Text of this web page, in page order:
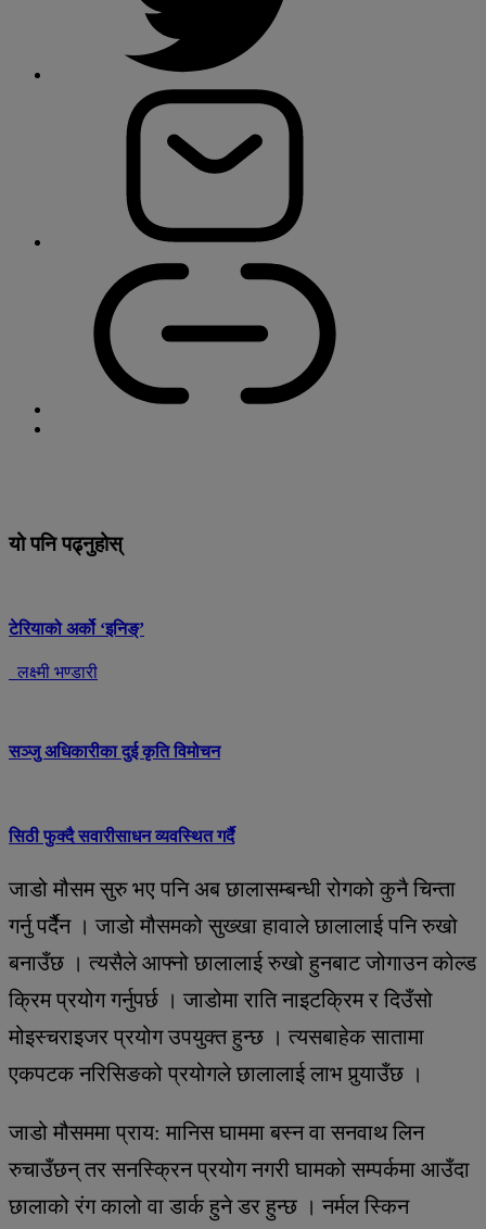
यो पनि पढ्नुहोस्
टेरियाको अर्को ‘इनिङ्’
लक्ष्मी भण्डारी
सञ्जु अधिकारीका दुई कृति विमोचन
सिठी फुक्दै सवारीसाधन व्यवस्थित गर्दै
जाडो मौसम सुरु भए पनि अब छालासम्बन्धी रोगको कुनै चिन्ता
गर्नु पर्दैैन । जाडो मौसमको सुख्खा हावाले छालालाई पनि रुखो
बनाउँछ । त्यसैले आफ्नो छालालाई रुखो हुनबाट जोगाउन कोल्ड
क्रिम प्रयोग गर्नुपर्छ । जाडोमा राति नाइटक्रिम र दिउँसो
मोइस्चराइजर प्रयोग उपयुक्त हुन्छ । त्यसबाहेक सातामा
एकपटक नरिसिङको प्रयोगले छालालाई लाभ पुर्‍याउँछ ।
जाडो मौसममा प्राय: मानिस घाममा बस्न वा सनवाथ लिन
रुचाउँछन् तर सनस्क्रिन प्रयोग नगरी घामको सम्पर्कमा आउँदा
छालाको रंग कालो वा डार्क हुने डर हुन्छ । नर्मल स्किन